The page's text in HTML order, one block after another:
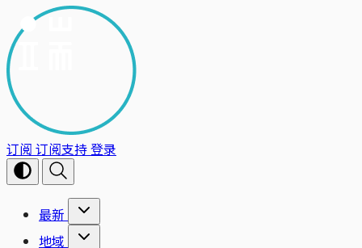
订阅 订阅支持登录
最新
地域